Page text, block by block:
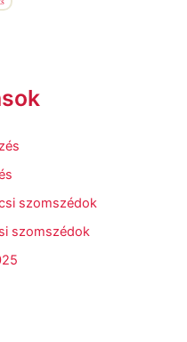
szomszédok
szomszédok